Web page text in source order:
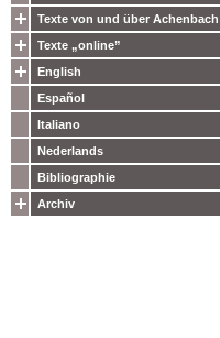
Texte von und über Achenbach
Texte „online”
English
Español
Italiano
Nederlands
Bibliographie
Archiv